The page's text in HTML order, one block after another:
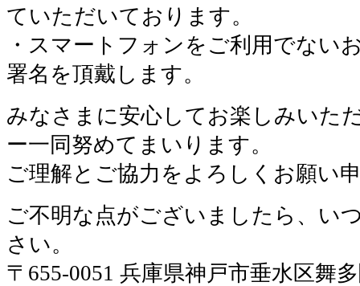
ていただいております。
・スマートフォンをご利用でない
署名を頂戴します。
みなさまに安心してお楽しみいた
ー一同努めてまいります。
ご理解とご協力をよろしくお願い
ご不明な点がございましたら、い
さい。
〒655-0051 兵庫県神戸市垂水区舞